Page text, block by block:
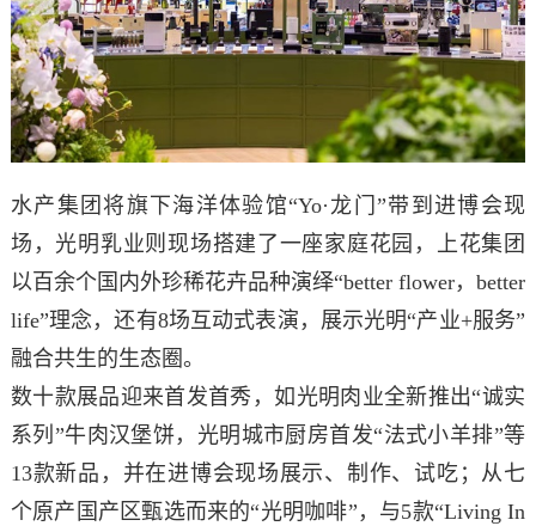
水产集团将旗下海洋体验馆“Yo·龙门”带到进博会现
场，光明乳业则现场搭建了一座家庭花园，上花集团
以百余个国内外珍稀花卉品种演绎“better flower，better
life”理念，还有8场互动式表演，展示光明“产业+服务”
融合共生的生态圈。
数十款展品迎来首发首秀，如光明肉业全新推出“诚实
系列”牛肉汉堡饼，光明城市厨房首发“法式小羊排”等
13款新品，并在进博会现场展示、制作、试吃；从七
个原产国产区甄选而来的“光明咖啡”，与5款“Living In